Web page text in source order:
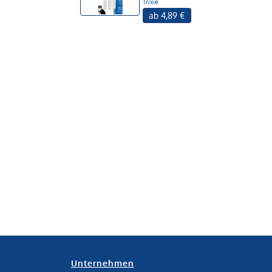
Trixie
ab 4,89 €
Unternehmen